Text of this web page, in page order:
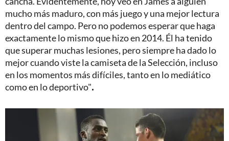
mucho más maduro, con más juego y una mejor lectura
dentro del campo. Pero no podemos esperar que haga
exactamente lo mismo que hizo en 2014. Él ha tenido
que superar muchas lesiones, pero siempre ha dado lo
mejor cuando viste la camiseta de la Selección, incluso
en los momentos más difíciles, tanto en lo mediático
como en lo deportivo".